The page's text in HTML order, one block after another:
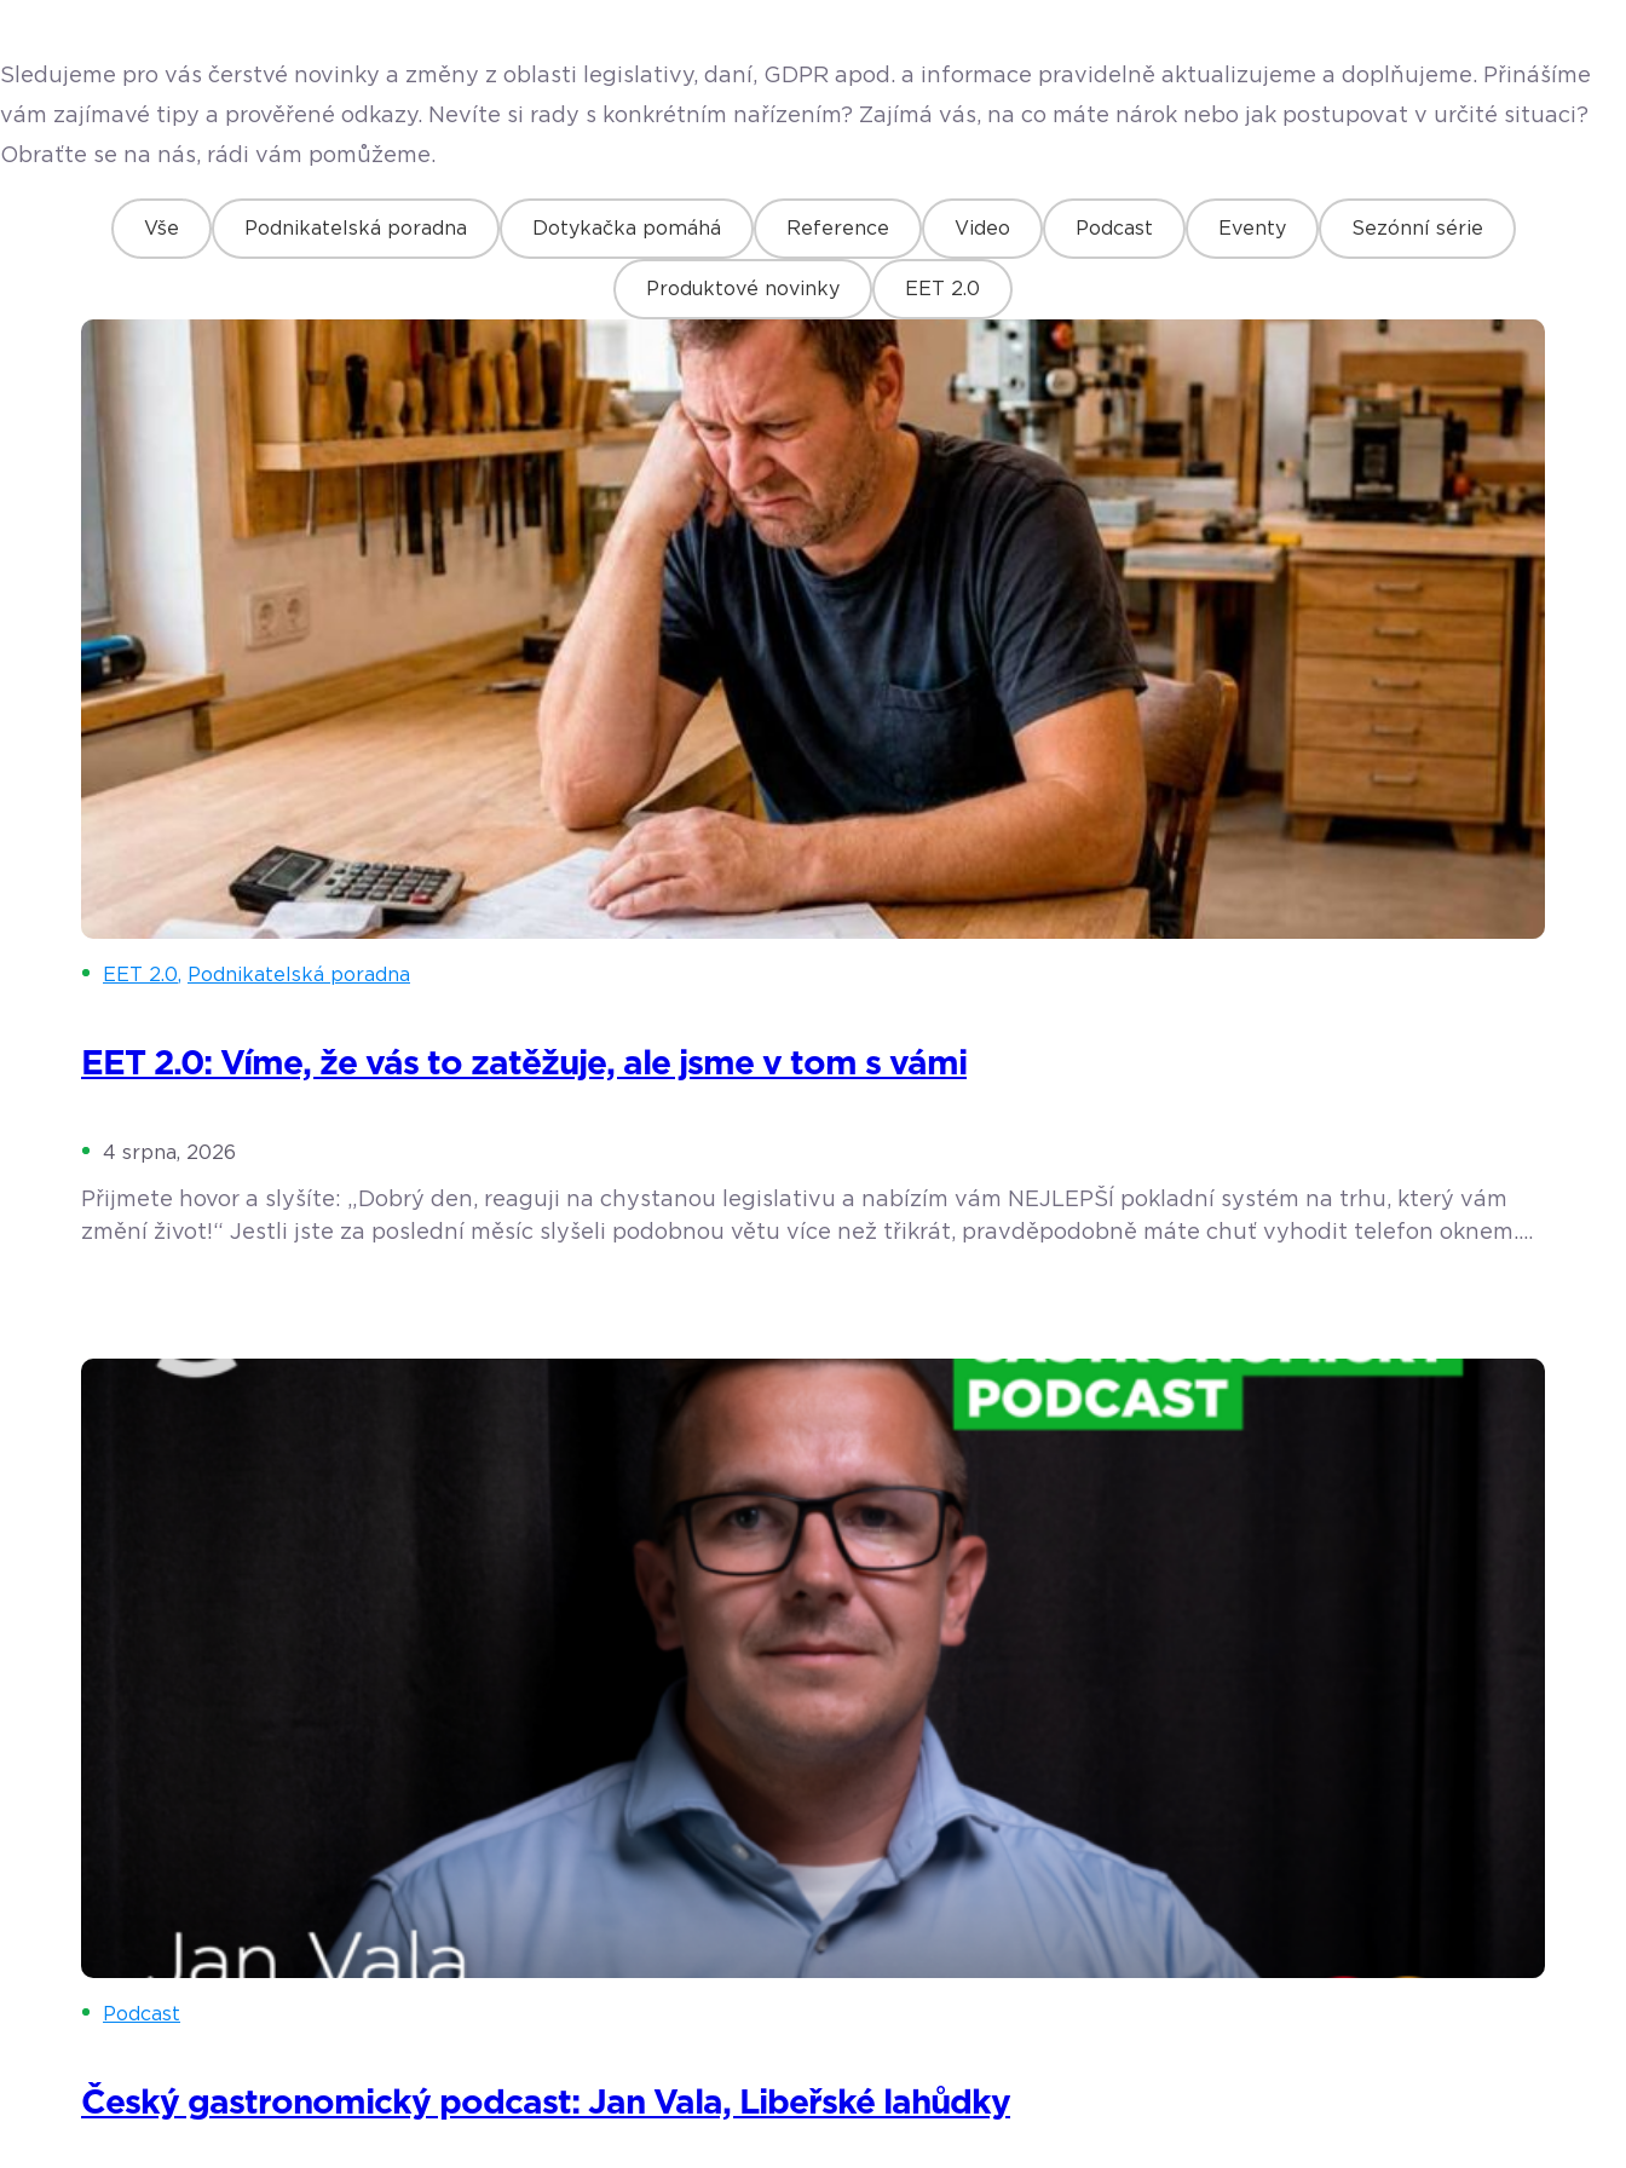
Sledujeme pro vás čerstvé novinky a změny z oblasti legislativy, daní, GDPR apod. a informace pravidelně aktualizujeme a doplňujeme. Přinášíme
vám zajímavé tipy a prověřené odkazy. Nevíte si rady s konkrétním nařízením? Zajímá vás, na co máte nárok nebo jak postupovat v určité situaci?
Obraťte se na nás, rádi vám pomůžeme.
Vše Podnikatelská poradna Dotykačka pomáhá Reference Video Podcast Eventy Sezónní série
Produktové novinky EET 2.0
EET 2.0, Podnikatelská poradna
EET 2.0: Víme, že vás to zatěžuje, ale jsme v tom s vámi
4 srpna, 2026
Přijmete hovor a slyšíte: „Dobrý den, reaguji na chystanou legislativu a nabízím vám NEJLEPŠÍ pokladní systém na trhu, který vám
změní život!“ Jestli jste za poslední měsíc slyšeli podobnou větu více než třikrát, pravděpodobně máte chuť vyhodit telefon oknem.
Podcast
Český gastronomický podcast: Jan Vala, Libeřské lahůdky